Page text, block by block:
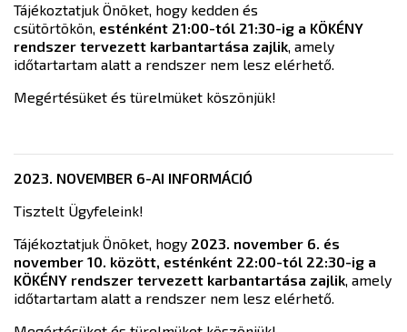
Tájékoztatjuk Önöket, hogy kedden és
csütörtökön, esténként 21:00-tól 21:30-ig a KÖKÉNY
rendszer tervezett karbantartása zajlik, amely
időtartartam alatt a rendszer nem lesz elérhető.
Megértésüket és türelmüket köszönjük!
2023. NOVEMBER 6-AI INFORMÁCIÓ
Tisztelt Ügyfeleink!
Tájékoztatjuk Önöket, hogy 2023. november 6. és
november 10. között, esténként 22:00-tól 22:30-ig a
KÖKÉNY rendszer tervezett karbantartása zajlik, amely
időtartartam alatt a rendszer nem lesz elérhető.